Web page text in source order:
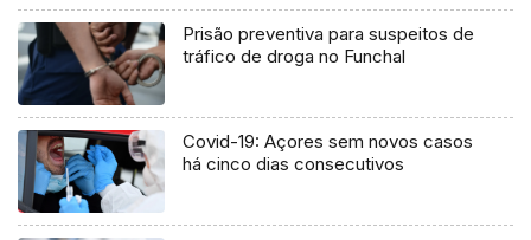
Prisão preventiva para suspeitos de
tráfico de droga no Funchal
Covid-19: Açores sem novos casos
há cinco dias consecutivos